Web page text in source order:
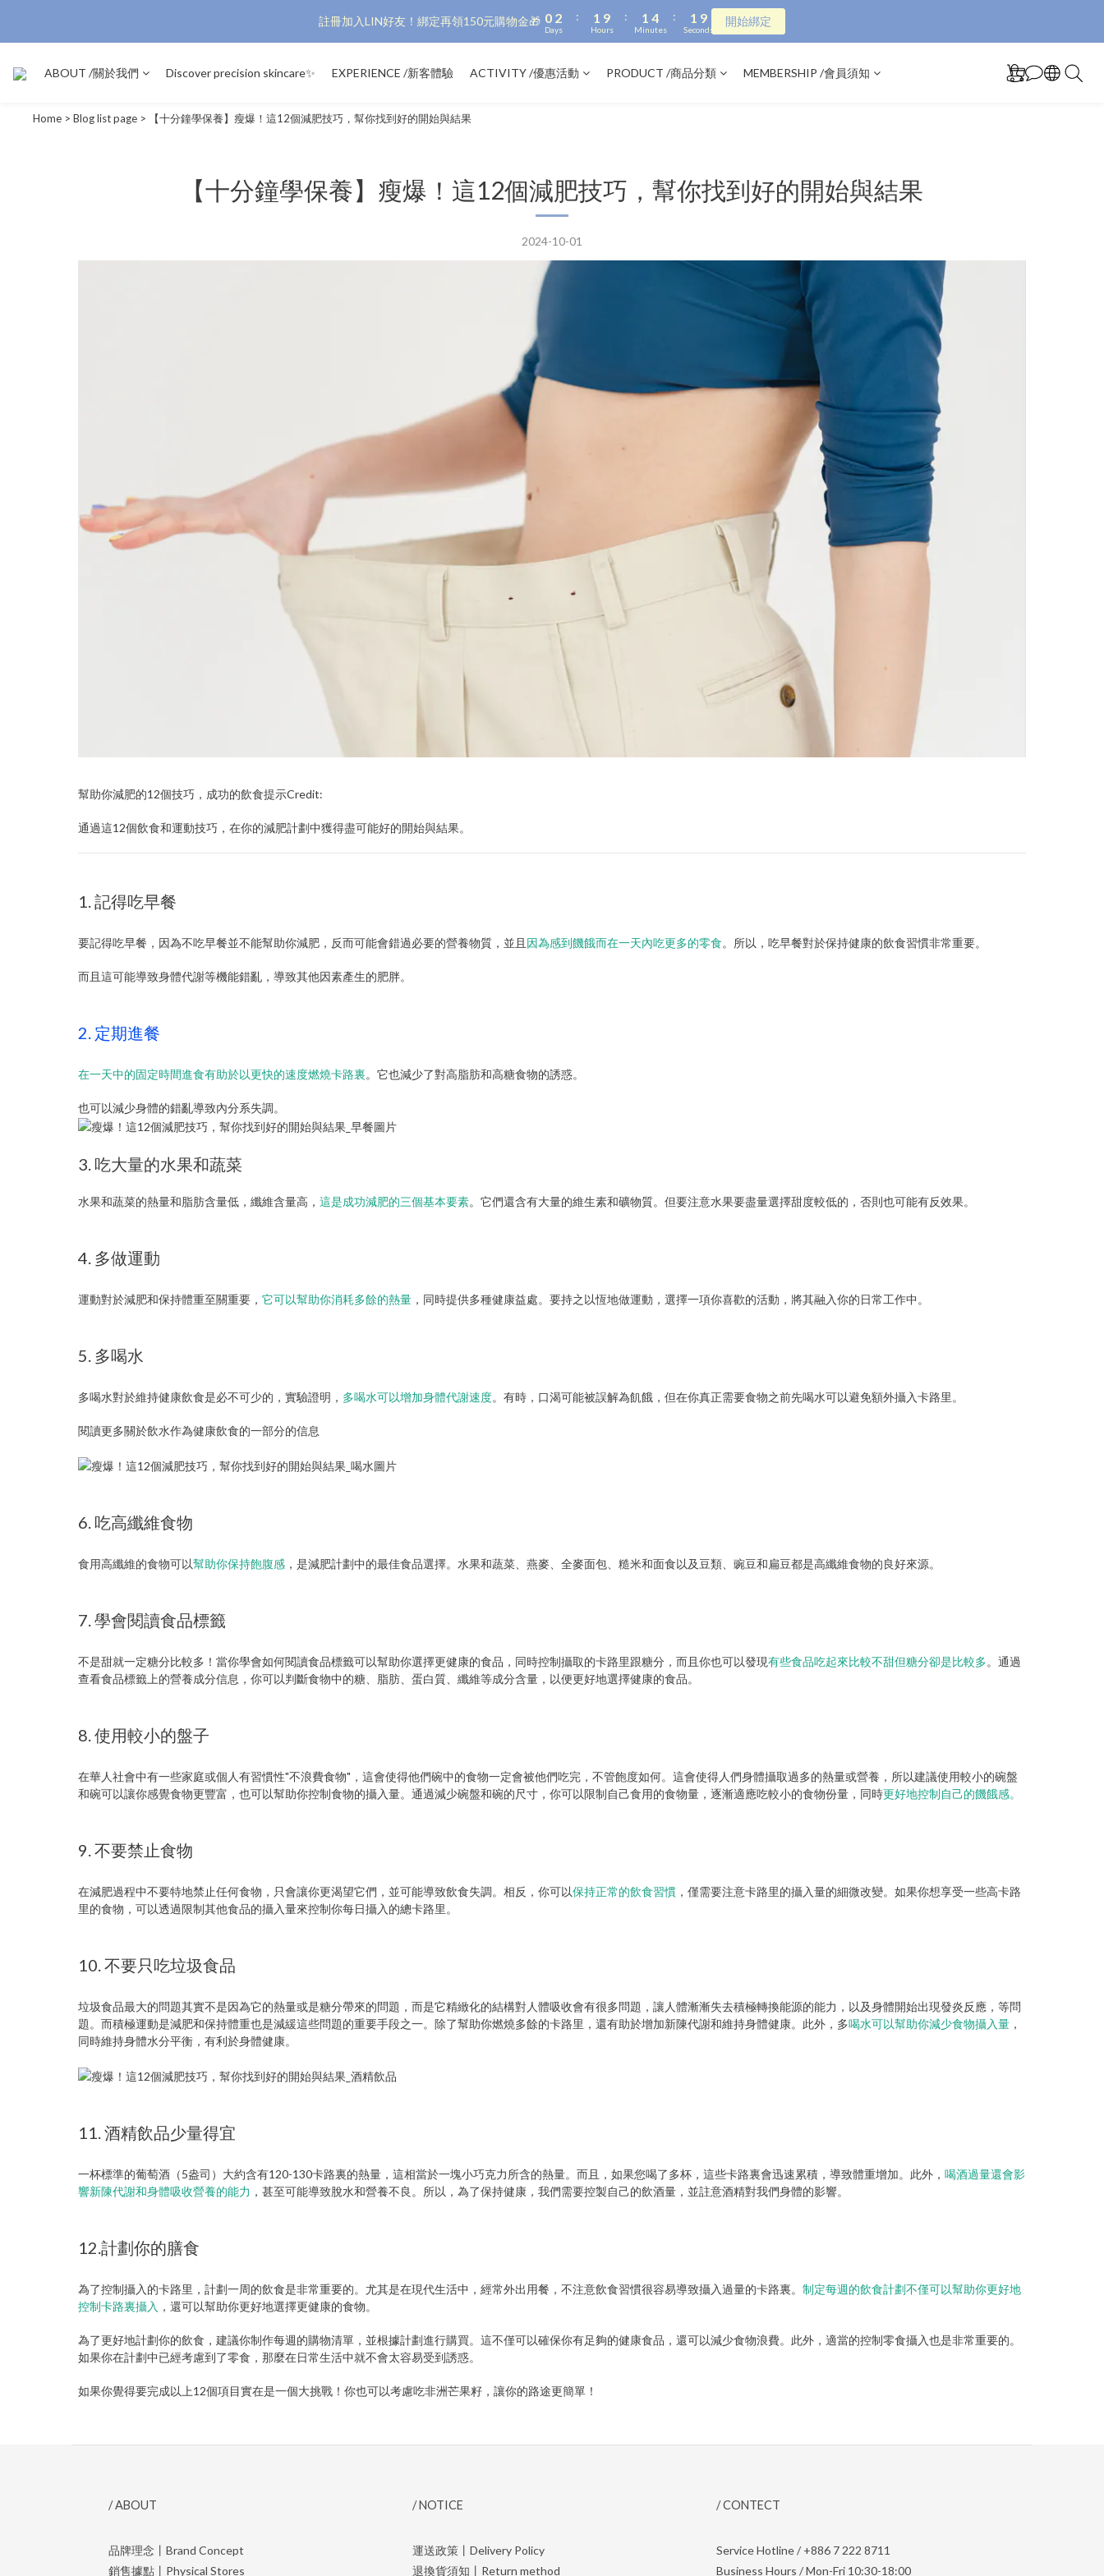
註冊加入LIN好友！綁定再領150元購物金🎁 0 2
1
Days
:
1
0
9
8
6
0
Hours
:
1
0
4
3
1
Minutes
:
1
0
8
7
5
Seconds
開始綁定
ABOUT /關於我們 Discover precision skincare✨ EXPERIENCE /新客體驗 ACTIVITY /優惠活動 PRODUCT /商品分類 MEMBERSHIP /會員須知
Home > Blog list page > 【十分鐘學保養】瘦爆！這12個減肥技巧，幫你找到好的開始與結果
【十分鐘學保養】瘦爆！這12個減肥技巧，幫你找到好的開始與結果
2024-10-01
幫助你減肥的12個技巧，成功的飲食提示Credit:
通過這12個飲食和運動技巧，在你的減肥計劃中獲得盡可能好的開始與結果。
1. 記得吃早餐
要記得吃早餐，因為不吃早餐並不能幫助你減肥，反而可能會錯過必要的營養物質，並且 因為感到饑餓而在一天內吃更多的零食。所以，吃早餐對於保持健康的飲食習慣非常重要。
而且這可能導致身體代謝等機能錯亂，導致其他因素產生的肥胖。
2. 定期進餐
在一天中的固定時間進食有助於以更快的速度燃燒卡路裏。它也減少了對高脂肪和高糖食物的誘惑。
也可以減少身體的錯亂導致內分系失調。
3. 吃大量的水果和蔬菜
水果和蔬菜的熱量和脂肪含量低，纖維含量高， 這是成功減肥的三個基本要素。它們還含有大量的維生素和礦物質。但要注意水果要盡量選擇甜度較低的，否則也可能有反效果。
4. 多做運動
運動對於減肥和保持體重至關重要， 它可以幫助你消耗多餘的熱量 ，同時提供多種健康益處。要持之以恆地做運動，選擇一項你喜歡的活動，將其融入你的日常工作中。
5. 多喝水
多喝水對於維持健康飲食是必不可少的，實驗證明， 多喝水可以增加身體代謝速度。有時，口渴可能被誤解為飢餓，但在你真正需要食物之前先喝水可以避免額外攝入卡路里。
閱讀更多關於飲水作為健康飲食的一部分的信息
6. 吃高纖維食物
食用高纖維的食物可以幫助你保持飽腹感 ，是減肥計劃中的最佳食品選擇。水果和蔬菜、燕麥、全麥面包、糙米和面食以及豆類、豌豆和扁豆都是高纖維食物的良好來源。
7. 學會閱讀食品標籤
不是甜就一定糖分比較多！當你學會如何閱讀食品標籤可以幫助你選擇更健康的食品，同時控制攝取的卡路里跟糖分，而且你也可以發現有些食品吃起來比較不甜但糖分卻是比較多。通過
查看食品標籤上的營養成分信息，你可以判斷食物中的糖、脂肪、蛋白質、纖維等成分含量，以便更好地選擇健康的食品。
8. 使用較小的盤子
在華人社會中有一些家庭或個人有習慣性"不浪費食物"，這會使得他們碗中的食物一定會被他們吃完，不管飽度如何。這會使得人們身體攝取過多的熱量或營養，所以建議使用較小的碗盤
和碗可以讓你感覺食物更豐富，也可以幫助你控制食物的攝入量。通過減少碗盤和碗的尺寸，你可以限制自己食用的食物量，逐漸適應吃較小的食物份量，同時更好地控制自己的饑餓感。
9. 不要禁止食物
在減肥過程中不要特地禁止任何食物，只會讓你更渴望它們，並可能導致飲食失調。相反，你可以保持正常的飲食習慣 ，僅需要注意卡路里的攝入量的細微改變。如果你想享受一些高卡路
里的食物，可以透過限制其他食品的攝入量來控制你每日攝入的總卡路里。
10. 不要只吃垃圾食品
垃圾食品最大的問題其實不是因為它的熱量或是糖分帶來的問題，而是它精緻化的結構對人體吸收會有很多問題，讓人體漸漸失去積極轉換能源的能力，以及身體開始出現發炎反應，等問
題。而積極運動是減肥和保持體重也是減緩這些問題的重要手段之一。除了幫助你燃燒多餘的卡路里，還有助於增加新陳代謝和維持身體健康。此外，多喝水可以幫助你減少食物攝入量 ，
同時維持身體水分平衡，有利於身體健康。
11. 酒精飲品少量得宜
一杯標準的葡萄酒（5盎司）大約含有120-130卡路裏的熱量，這相當於一塊小巧克力所含的熱量。而且，如果您喝了多杯，這些卡路裏會迅速累積，導致體重增加。此外， 喝酒過量還會影
響新陳代謝和身體吸收營養的能力 ，甚至可能導致脫水和營養不良。所以，為了保持健康，我們需要控製自己的飲酒量，並註意酒精對我們身體的影響。
12.計劃你的膳食
為了控制攝入的卡路里，計劃一周的飲食是非常重要的。尤其是在現代生活中，經常外出用餐，不注意飲食習慣很容易導致攝入過量的卡路裏。 制定每週的飲食計劃不僅可以幫助你更好地
控制卡路裏攝入 ，還可以幫助你更好地選擇更健康的食物。
為了更好地計劃你的飲食，建議你制作每週的購物清單，並根據計劃進行購買。這不僅可以確保你有足夠的健康食品，還可以減少食物浪費。此外，適當的控制零食攝入也是非常重要的。
如果你在計劃中已經考慮到了零食，那麼在日常生活中就不會太容易受到誘惑。
如果你覺得要完成以上12個項目實在是一個大挑戰！你也可以考慮吃非洲芒果籽，讓你的路途更簡單！
/ ABOUT
品牌理念丨Brand Concept
銷售據點丨Physical Stores
/ NOTICE
運送政策丨Delivery Policy
退換貨須知丨Return method
/ CONTECT
Service Hotline / +886 7 222 8711
Business Hours / Mon-Fri 10:30-18:00